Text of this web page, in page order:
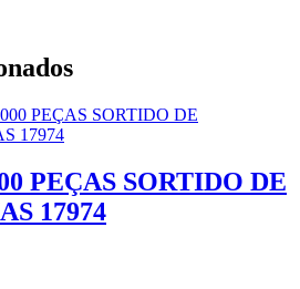
PEÇAS SORTIDO DE
17974